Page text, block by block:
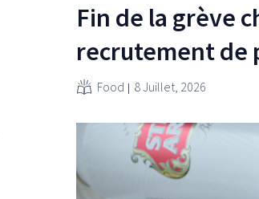
Fin de la grève
recrutement de
Food 8 Juillet, 2026